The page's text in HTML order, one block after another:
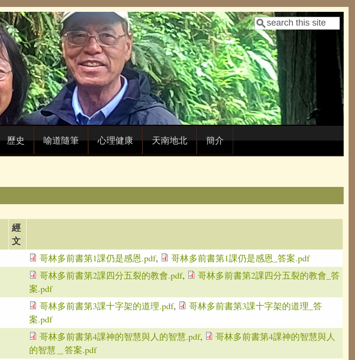
Search form
Search
歷史 喻道隨筆 心理健康 天南地北 簡介
經
文
哥林多前書第1課仍是感恩.pdf,
哥林多前書第1課仍是感恩_答案.pdf
哥林多前書第2課四分五裂的教會.pdf,
哥林多前書第2課四分五裂的教會_答
案.pdf
哥林多前書第3課十字架的道理.pdf,
哥林多前書第3課十字架的道理_答
案.pdf
哥林多前書第4課神的智慧與人的智慧.pdf,
哥林多前書第4課神的智慧與人
的智慧＿答案.pdf